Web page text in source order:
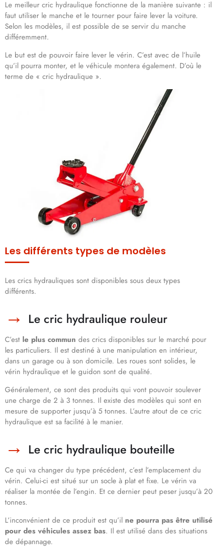
Le meilleur cric hydraulique fonctionne de la manière suivante : il
faut utiliser le manche et le tourner pour faire lever la voiture.
Selon les modèles, il est possible de se servir du manche
différemment.
Le but est de pouvoir faire lever le vérin. C’est avec de l’huile
qu’il pourra monter, et le véhicule montera également. D’où le
terme de « cric hydraulique ».
Les différents types de modèles
Les crics hydrauliques sont disponibles sous deux types
différents.
Le cric hydraulique rouleur
C’est le plus commun des crics disponibles sur le marché pour
les particuliers. Il est destiné à une manipulation en intérieur,
dans un garage ou à son domicile. Les roues sont solides, le
vérin hydraulique et le guidon sont de qualité.
Généralement, ce sont des produits qui vont pouvoir soulever
une charge de 2 à 3 tonnes. Il existe des modèles qui sont en
mesure de supporter jusqu’à 5 tonnes. L’autre atout de ce cric
hydraulique est sa facilité à le manier.
Le cric hydraulique bouteille
Ce qui va changer du type précédent, c’est l’emplacement du
vérin. Celui-ci est situé sur un socle à plat et fixe. Le vérin va
réaliser la montée de l’engin. Et ce dernier peut peser jusqu’à 20
tonnes.
L’inconvénient de ce produit est qu’il ne pourra pas être utilisé
pour des véhicules assez bas. Il est utilisé dans des situations
de dépannage.